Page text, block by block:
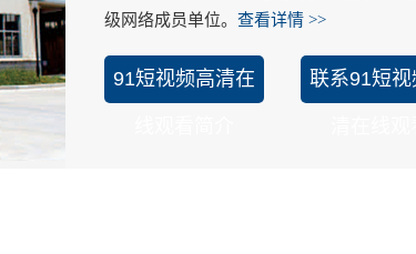
级网络成员单位。 查看详情 >>
91短视频高清在 联系91短视